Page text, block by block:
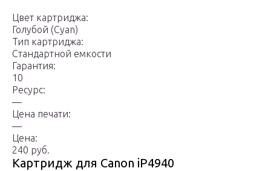
Цвет картриджа:
Голубой (Cyan)
Тип картриджа:
Стандартной емкости
Гарантия:
10
Ресурс:
—
Цена печати:
—
Цена:
240 руб.
Картридж для Canon iP4940